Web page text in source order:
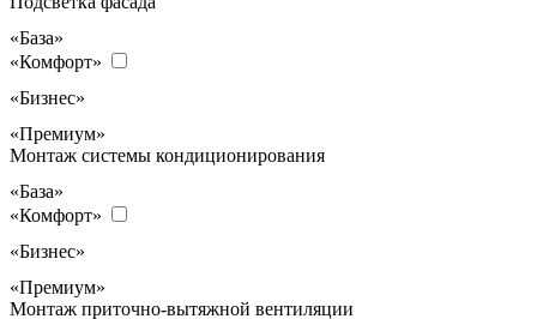
«База»
«Комфорт»
«Бизнес»
«Премиум»
Монтаж системы кондиционирования
«База»
«Комфорт»
«Бизнес»
«Премиум»
Монтаж приточно-вытяжной вентиляции